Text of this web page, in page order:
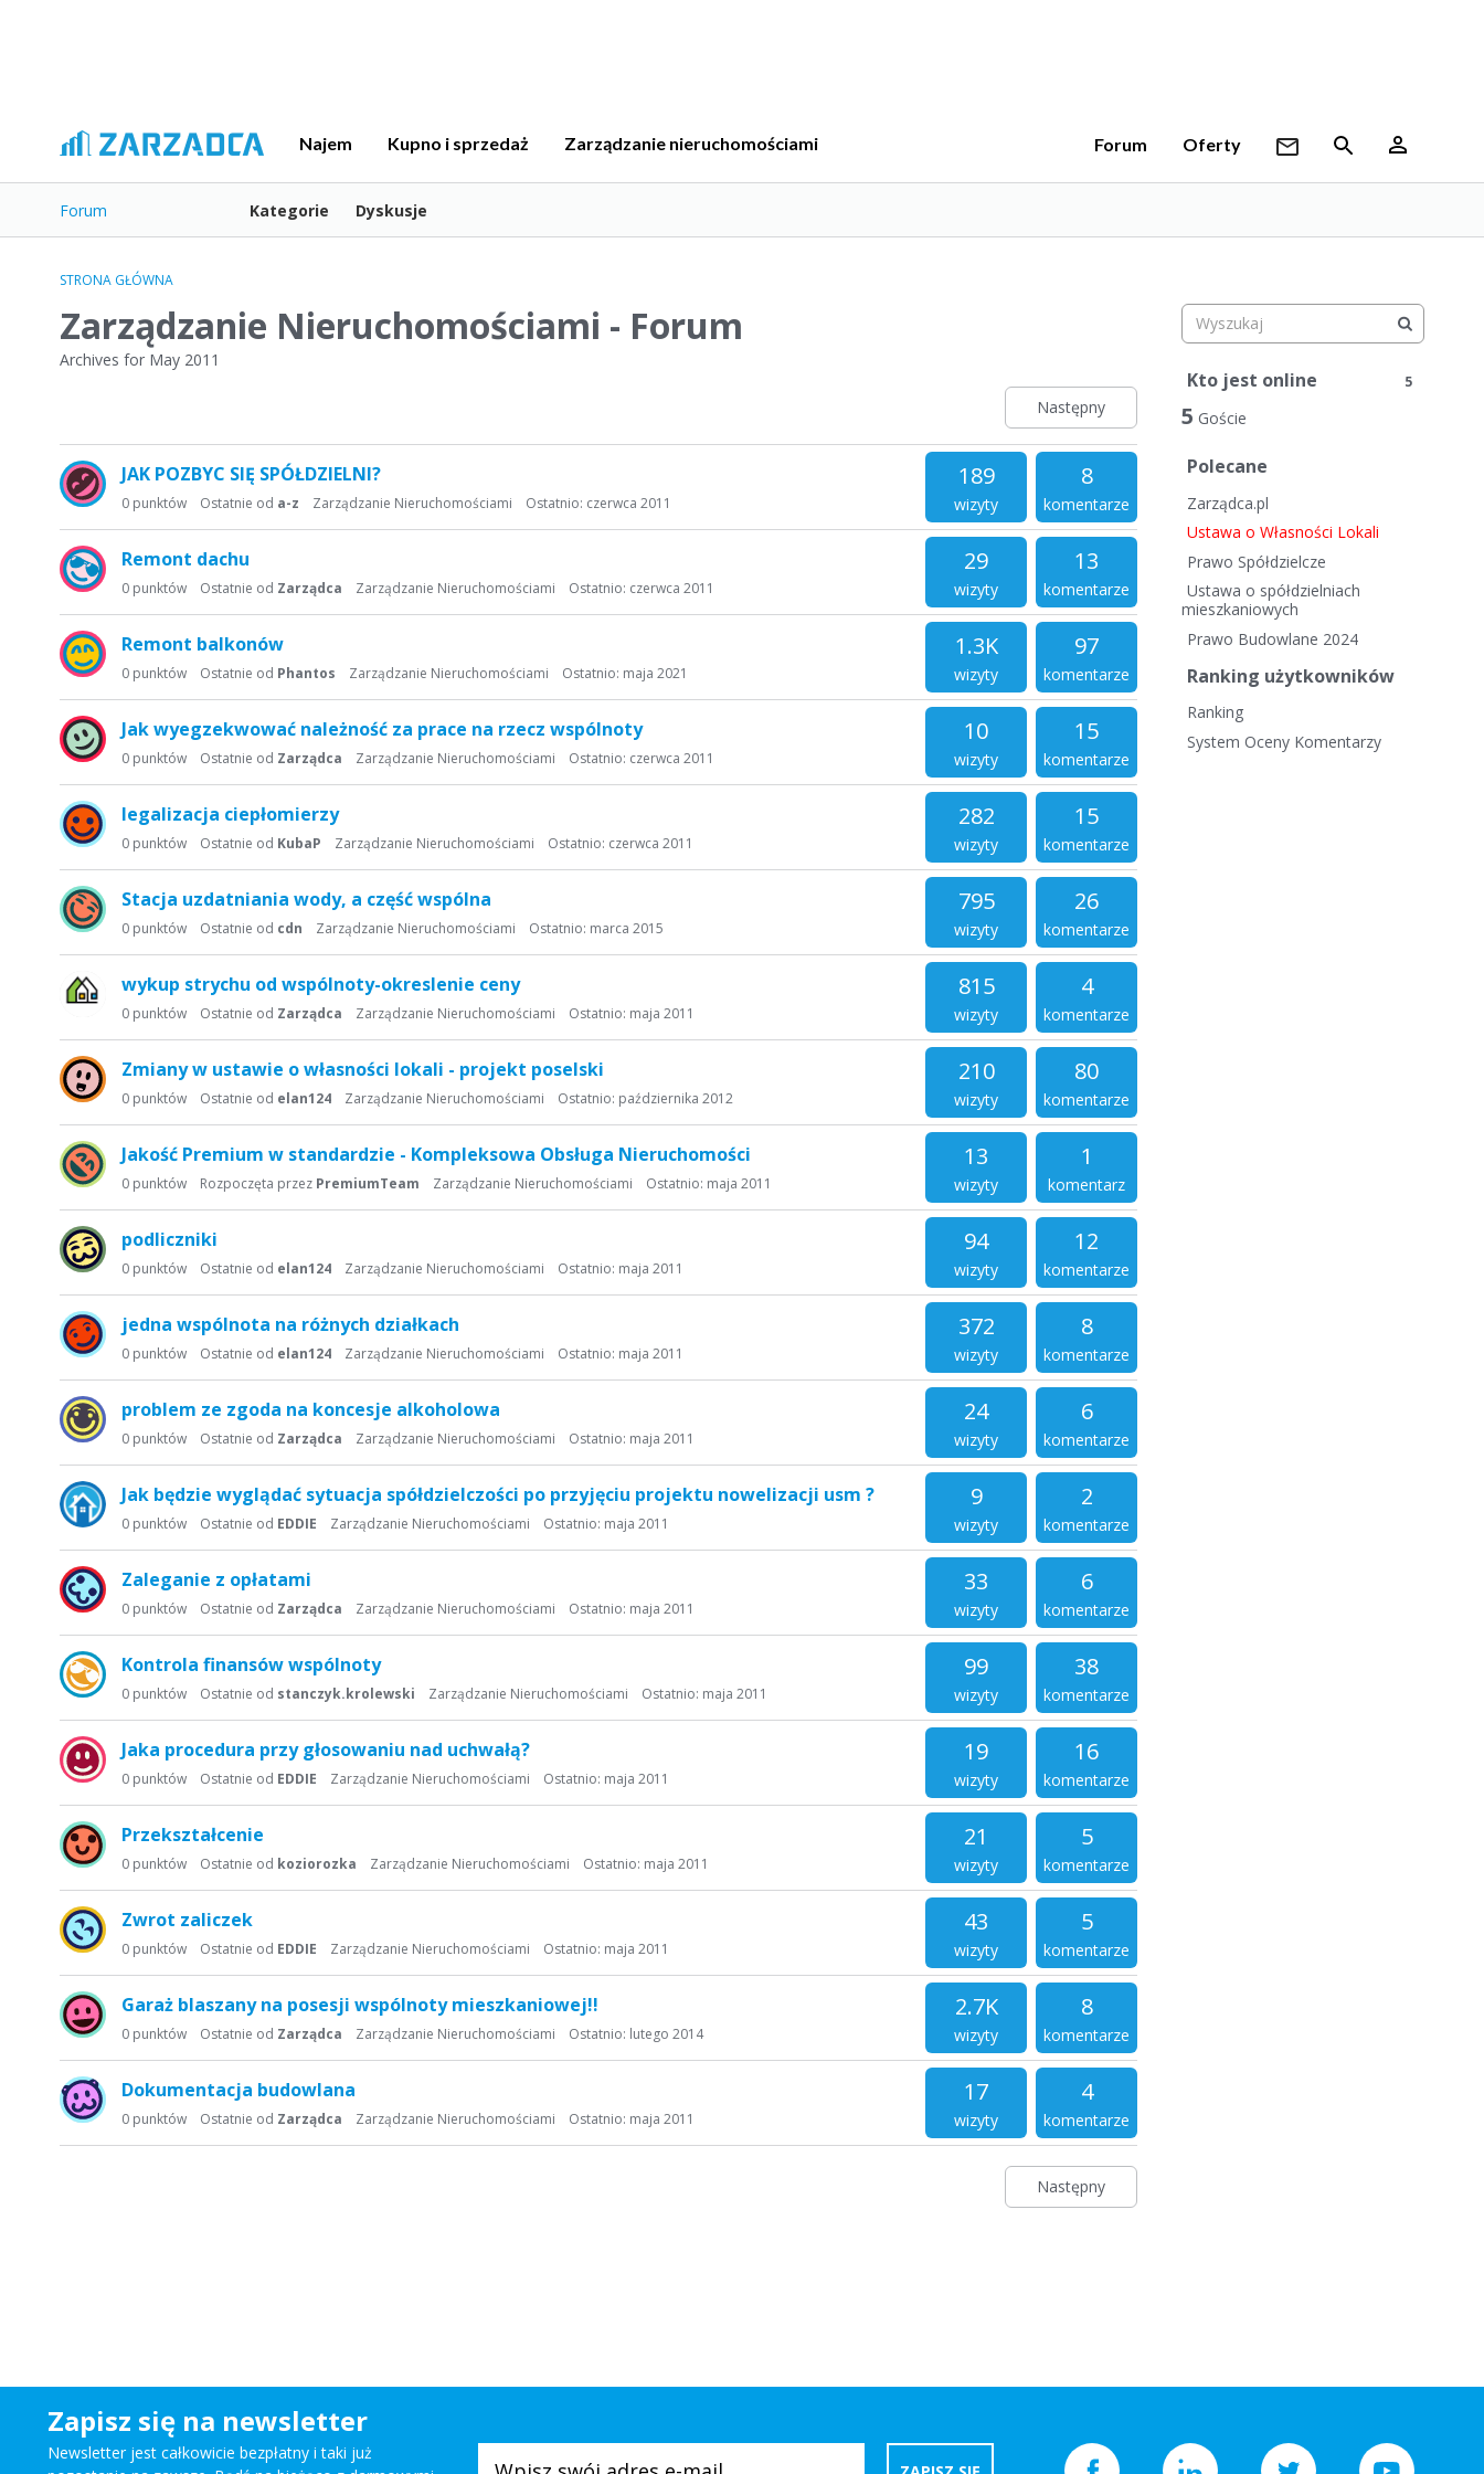
Najem Kupno i sprzedaż Zarządzanie nieruchomościami Forum Oferty
Forum Kategorie Dyskusje
STRONA GŁÓWNA
Zarządzanie Nieruchomościami - Forum
Archives for May 2011
Następny
i
s
t
a
d
k
u
s
y
j
JAK POZBYC SIĘ SPÓŁDZIELNI? 189
wizyty
8
komentarze
0 punktów Ostatnie od a-z Ostatnio: czerwca 2011
Zarządzanie Nieruchomościami
Remont dachu 29
wizyty
13
komentarze
0 punktów Ostatnie od Zarządca Ostatnio: czerwca 2011
Zarządzanie Nieruchomościami
Remont balkonów 1.3K
wizyty
97
komentarze
0 punktów Ostatnie od Phantos Ostatnio: maja 2021
Zarządzanie Nieruchomościami
Jak wyegzekwować należność za prace na rzecz wspólnoty 10
wizyty
15
komentarze
0 punktów Ostatnie od Zarządca Ostatnio: czerwca 2011
Zarządzanie Nieruchomościami
legalizacja ciepłomierzy 282
wizyty
15
komentarze
0 punktów Ostatnie od KubaP Ostatnio: czerwca 2011
Zarządzanie Nieruchomościami
Stacja uzdatniania wody, a część wspólna 795
wizyty
26
komentarze
0 punktów Ostatnie od cdn Ostatnio: marca 2015
Zarządzanie Nieruchomościami
wykup strychu od wspólnoty-okreslenie ceny 815
wizyty
4
komentarze
0 punktów Ostatnie od Zarządca Ostatnio: maja 2011
Zarządzanie Nieruchomościami
Zmiany w ustawie o własności lokali - projekt poselski 210
wizyty
80
komentarze
0 punktów Ostatnie od elan124 Ostatnio: października 2012
Zarządzanie Nieruchomościami
Jakość Premium w standardzie - Kompleksowa Obsługa Nieruchomości 13
wizyty
1
komentarz
0 punktów Rozpoczęta przez PremiumTeam Ostatnio: maja 2011
Zarządzanie Nieruchomościami
podliczniki 94
wizyty
12
komentarze
0 punktów Ostatnie od elan124 Ostatnio: maja 2011
Zarządzanie Nieruchomościami
jedna wspólnota na różnych działkach 372
wizyty
8
komentarze
0 punktów Ostatnie od elan124 Ostatnio: maja 2011
Zarządzanie Nieruchomościami
problem ze zgoda na koncesje alkoholowa 24
wizyty
6
komentarze
0 punktów Ostatnie od Zarządca Ostatnio: maja 2011
Zarządzanie Nieruchomościami
Jak będzie wyglądać sytuacja spółdzielczości po przyjęciu projektu nowelizacji usm ? 9
wizyty
2
komentarze
0 punktów Ostatnie od EDDIE Ostatnio: maja 2011
Zarządzanie Nieruchomościami
Zaleganie z opłatami 33
wizyty
6
komentarze
0 punktów Ostatnie od Zarządca Ostatnio: maja 2011
Zarządzanie Nieruchomościami
Kontrola finansów wspólnoty 99
wizyty
38
komentarze
0 punktów Ostatnie od stanczyk.krolewski Ostatnio: maja 2011
Zarządzanie Nieruchomościami
Jaka procedura przy głosowaniu nad uchwałą? 19
wizyty
16
komentarze
0 punktów Ostatnie od EDDIE Ostatnio: maja 2011
Zarządzanie Nieruchomościami
Przekształcenie 21
wizyty
5
komentarze
0 punktów Ostatnie od koziorozka Ostatnio: maja 2011
Zarządzanie Nieruchomościami
Zwrot zaliczek 43
wizyty
5
komentarze
0 punktów Ostatnie od EDDIE Ostatnio: maja 2011
Zarządzanie Nieruchomościami
Garaż blaszany na posesji wspólnoty mieszkaniowej!! 2.7K
wizyty
8
komentarze
0 punktów Ostatnie od Zarządca Ostatnio: lutego 2014
Zarządzanie Nieruchomościami
Dokumentacja budowlana 17
wizyty
4
komentarze
0 punktów Ostatnie od Zarządca Ostatnio: maja 2011
Zarządzanie Nieruchomościami
Następny
Kto jest online 5
5 Goście
Polecane
Zarządca.pl
Ustawa o Własności Lokali
Prawo Spółdzielcze
Ustawa o spółdzielniach
mieszkaniowych
Prawo Budowlane 2024
Ranking użytkowników
Ranking
System Oceny Komentarzy
Zapisz się na newsletter
Newsletter jest całkowicie bezpłatny i taki już